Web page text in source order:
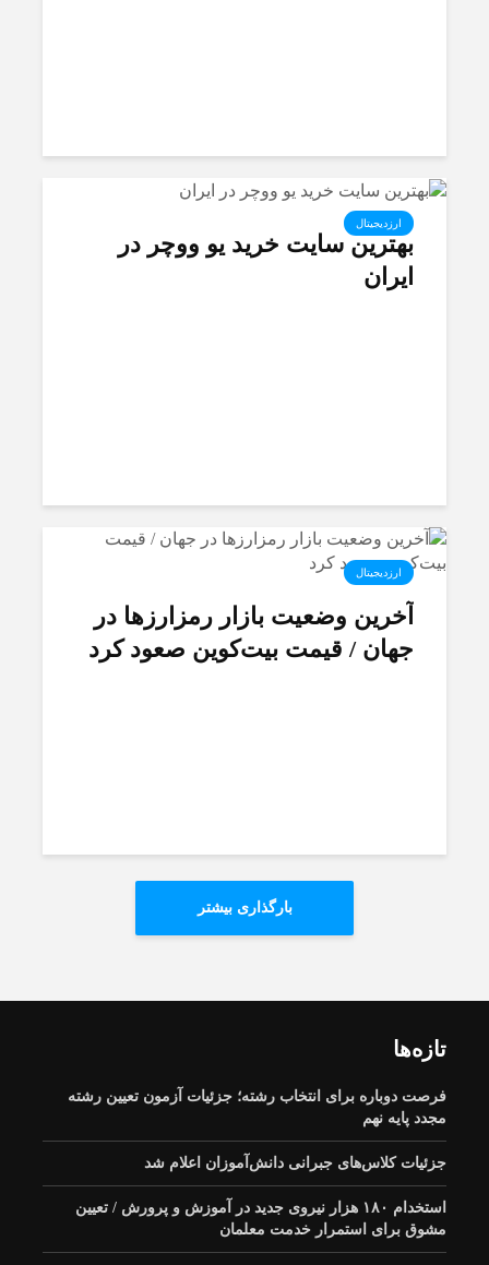
ارزدیجیتال
بهترین سایت خرید یو ووچر در
ایران
ارزدیجیتال
آخرین وضعیت بازار رمزارزها در
جهان / قیمت بیت‌کوین صعود کرد
بارگذاری بیشتر
تازه‌ها
فرصت دوباره برای انتخاب رشته؛ جزئیات آزمون تعیین رشته
مجدد پایه نهم
جزئیات کلاس‌های جبرانی دانش‌آموزان اعلام شد
استخدام ۱۸۰ هزار نیروی جدید در آموزش‌ و پرورش / تعیین
مشوق برای استمرار خدمت معلمان